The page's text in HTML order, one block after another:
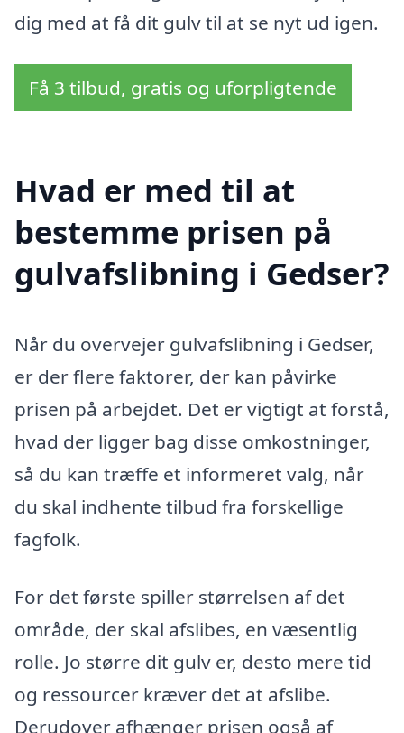
dig med at få dit gulv til at se nyt ud igen.
Få 3 tilbud, gratis og uforpligtende
Hvad er med til at
bestemme prisen på
gulvafslibning i Gedser?
Når du overvejer gulvafslibning i Gedser,
er der flere faktorer, der kan påvirke
prisen på arbejdet. Det er vigtigt at forstå,
hvad der ligger bag disse omkostninger,
så du kan træffe et informeret valg, når
du skal indhente tilbud fra forskellige
fagfolk.
For det første spiller størrelsen af det
område, der skal afslibes, en væsentlig
rolle. Jo større dit gulv er, desto mere tid
og ressourcer kræver det at afslibe.
Derudover afhænger prisen også af